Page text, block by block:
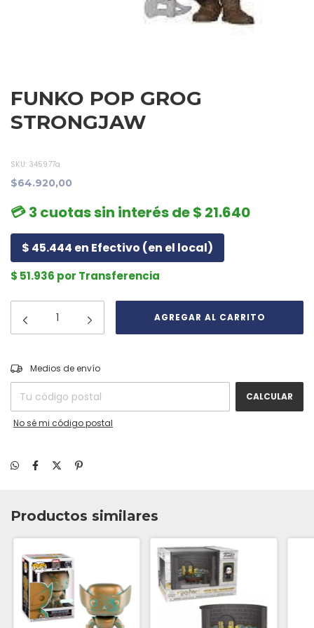
FUNKO POP GROG
STRONGJAW
SKU: 345977a
$64.920,00
💳 3 cuotas sin interés de $ 21.640
$ 45.444 en Efectivo (en el local)
$ 51.936 por Transferencia
Entregas para el CP:
Medios de envío
CALCULAR
No sé mi código postal
Productos similares